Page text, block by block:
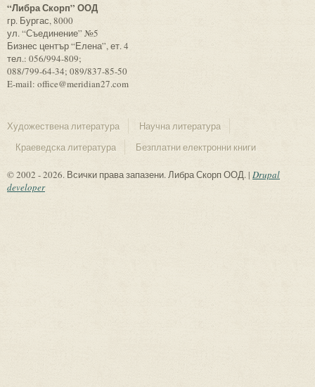
“Либра Скорп” ООД
гр. Бургас, 8000
ул. “Съединение” №5
Бизнес център “Елена”, ет. 4
тел.: 056/994-809;
088/799-64-34; 089/837-85-50
E-mail: office@meridian27.com
Художествена литература
Научна литература
Краеведска литература
Безплатни електронни книги
© 2002 - 2026. Всички права запазени. Либра Скорп ООД. | Drupal
developer